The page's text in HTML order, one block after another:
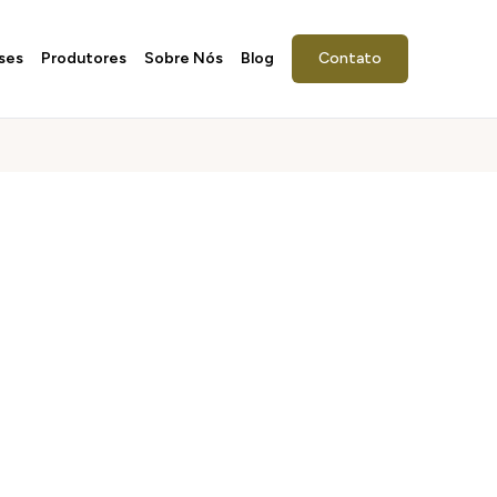
Produtores Sobre Nós Blog Contato